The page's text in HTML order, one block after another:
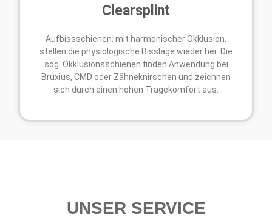
Clearsplint
Aufbissschienen, mit harmonischer Okklusion,
stellen die physiologische Bisslage wieder her. Die
sog. Okklusionsschienen finden Anwendung bei
Bruxius, CMD oder Zähneknirschen und zeichnen
sich durch einen hohen Tragekomfort aus.
UNSER SERVICE